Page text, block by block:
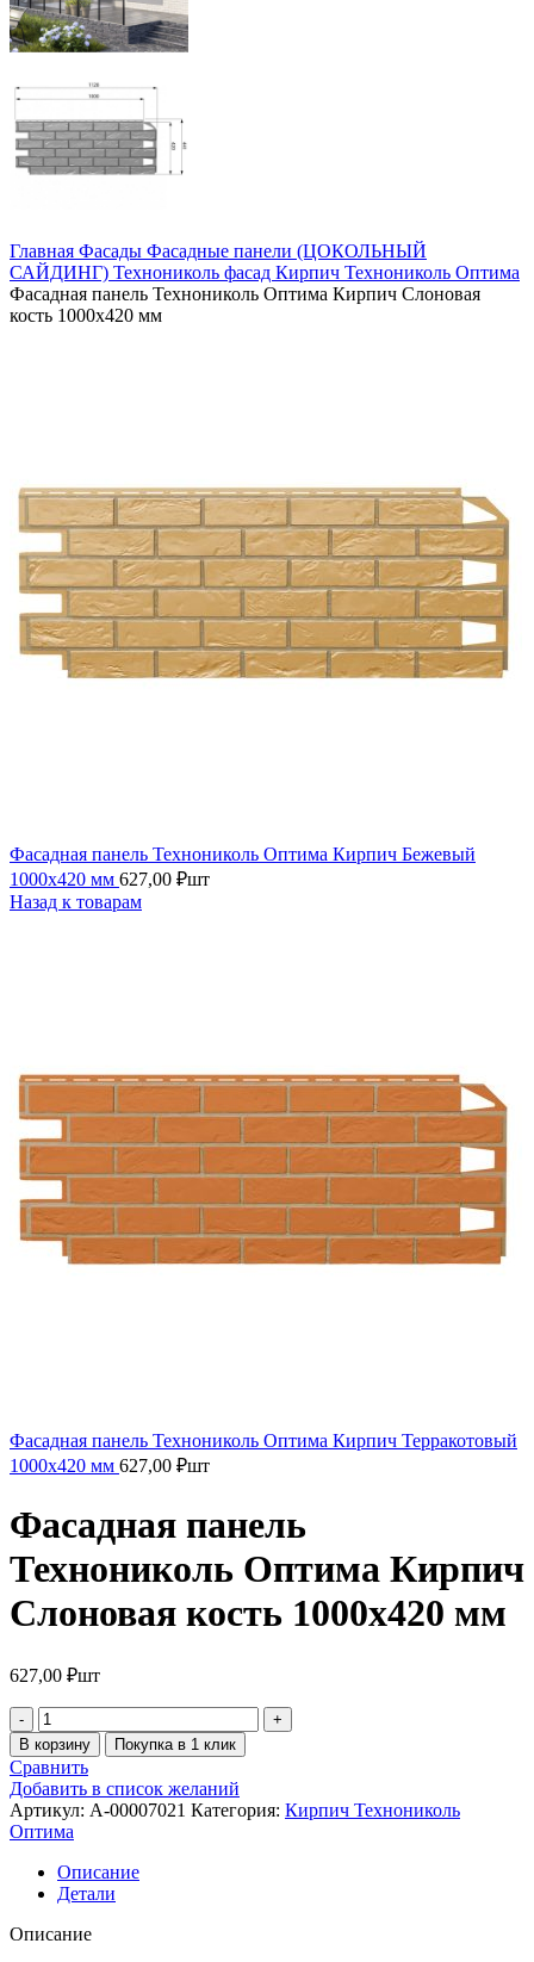
Главная Фасады Фасадные панели (ЦОКОЛЬНЫЙ
САЙДИНГ) Технониколь фасад Кирпич Технониколь Оптима
Фасадная панель Технониколь Оптима Кирпич Слоновая
кость 1000х420 мм
Фасадная панель Технониколь Оптима Кирпич Бежевый
1000х420 мм 627,00 ₽шт
Назад к товарам
Фасадная панель Технониколь Оптима Кирпич Терракотовый
1000х420 мм 627,00 ₽шт
Фасадная панель
Технониколь Оптима Кирпич
Слоновая кость 1000х420 мм
627,00 ₽шт
В корзину Покупка в 1 клик
Сравнить
Добавить в список желаний
Артикул: A-00007021 Категория: Кирпич Технониколь
Оптима
Описание
Детали
Описание